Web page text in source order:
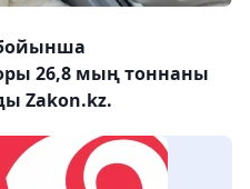
бойынша
26,8 мың тоннаны
Zakon.kz.